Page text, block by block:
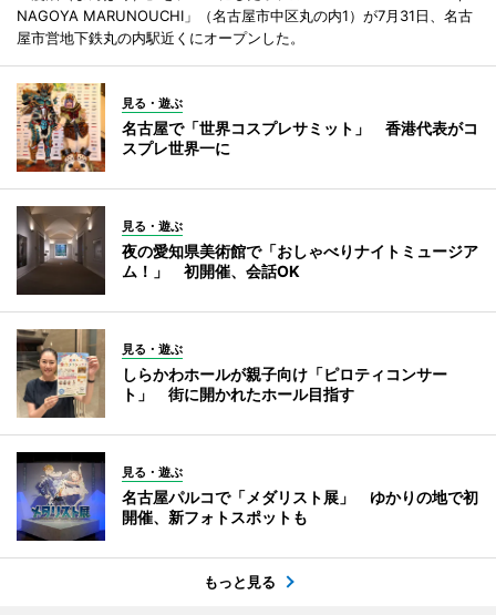
NAGOYA MARUNOUCHI」（名古屋市中区丸の内1）が7月31日、名古
屋市営地下鉄丸の内駅近くにオープンした。
見る・遊ぶ
名古屋で「世界コスプレサミット」 香港代表がコ
スプレ世界一に
見る・遊ぶ
夜の愛知県美術館で「おしゃべりナイトミュージア
ム！」 初開催、会話OK
見る・遊ぶ
しらかわホールが親子向け「ピロティコンサー
ト」 街に開かれたホール目指す
見る・遊ぶ
名古屋パルコで「メダリスト展」 ゆかりの地で初
開催、新フォトスポットも
もっと見る